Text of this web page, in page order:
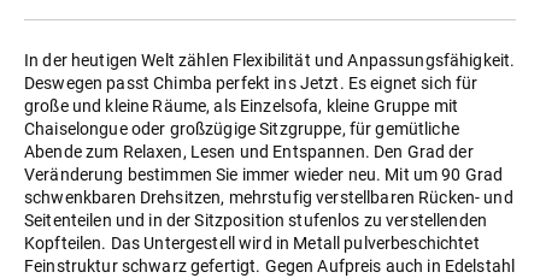
In der heutigen Welt zählen Flexibilität und Anpassungsfähigkeit.
Deswegen passt Chimba perfekt ins Jetzt. Es eignet sich für
große und kleine Räume, als Einzelsofa, kleine Gruppe mit
Chaiselongue oder großzügige Sitzgruppe, für gemütliche
Abende zum Relaxen, Lesen und Entspannen. Den Grad der
Veränderung bestimmen Sie immer wieder neu. Mit um 90 Grad
schwenkbaren Drehsitzen, mehrstufig verstellbaren Rücken- und
Seitenteilen und in der Sitzposition stufenlos zu verstellenden
Kopfteilen. Das Untergestell wird in Metall pulverbeschichtet
Feinstruktur schwarz gefertigt. Gegen Aufpreis auch in Edelstahl